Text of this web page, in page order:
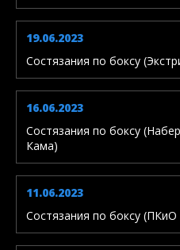
19.06.2023
Состязания по боксу
16.06.2023
Состязания по боксу
Кама)
11.06.2023
Состязания по боксу